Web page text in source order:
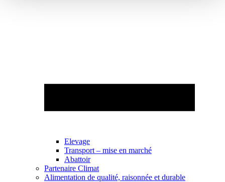
Elevage
Transport – mise en marché
Abattoir
Partenaire Climat
Alimentation de qualité, raisonnée et durable